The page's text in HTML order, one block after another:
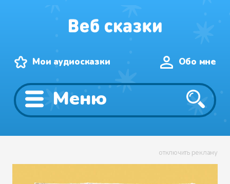
Мои аудиосказки Обо мне
Меню
отключить рекламу